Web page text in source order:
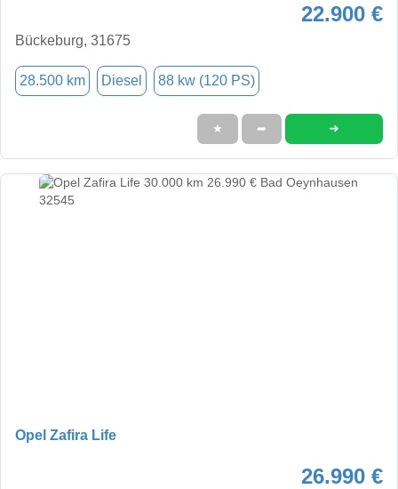
22.900 €
Bückeburg, 31675
28.500 km Diesel 88 kw (120 PS)
★ ➦ ➜
Opel Zafira Life
26.990 €